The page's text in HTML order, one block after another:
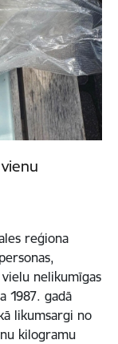
reģiona
nelikumīgas
1987. gadā
likumsargi no
kilogramu